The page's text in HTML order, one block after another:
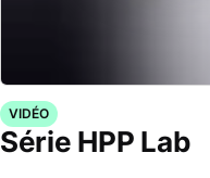
VIDÉO
Série HPP Lab